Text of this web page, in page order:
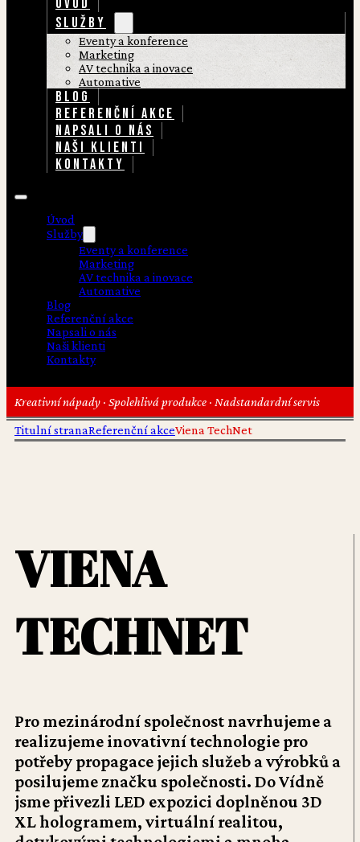
ÚVOD
SLUŽBY
Eventy a konference
Marketing
AV technika a inovace
Automative
BLOG
REFERENČNÍ AKCE
NAPSALI O NÁS
NAŠI KLIENTI
KONTAKTY
Úvod
Služby
Eventy a konference
Marketing
AV technika a inovace
Automative
Blog
Referenční akce
Napsali o nás
Naši klienti
Kontakty
Kreativní nápady · Spolehlivá produkce · Nadstandardní servis
Titulní stranaReferenční akceViena TechNet
VIENA
TECHNET
Pro mezinárodní společnost navrhujeme a
realizujeme inovativní technologie pro
potřeby propagace jejich služeb a výrobků a
posilujeme značku společnosti. Do Vídně
jsme přivezli LED expozici doplněnou 3D
XL hologramem, virtuální realitou,